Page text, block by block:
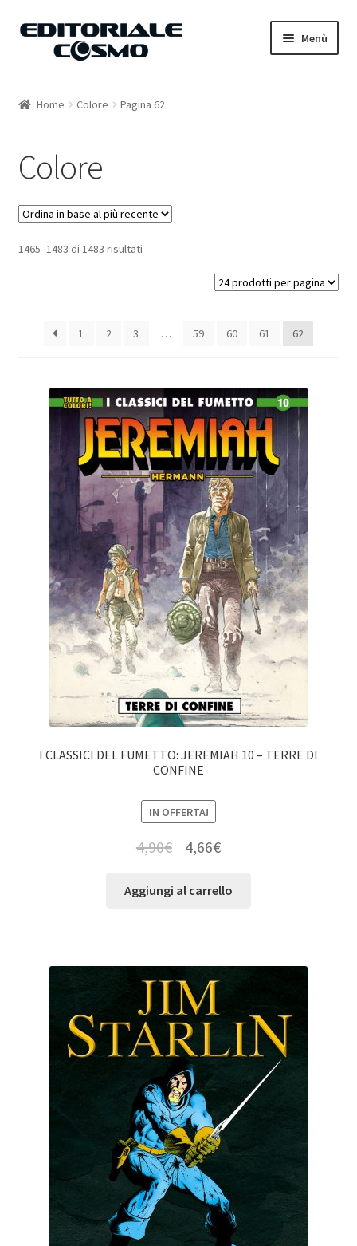
Vai
Vai
Menù
Carrello
Il mio account
Home Colore Pagina 62
Colore
1465–1483 di 1483 risultati
1 2 3 … 59 60 61 62
I CLASSICI DEL FUMETTO: JEREMIAH 10 – TERRE DI
CONFINE
IN OFFERTA!
4,90€ 4,66€
Aggiungi al carrello